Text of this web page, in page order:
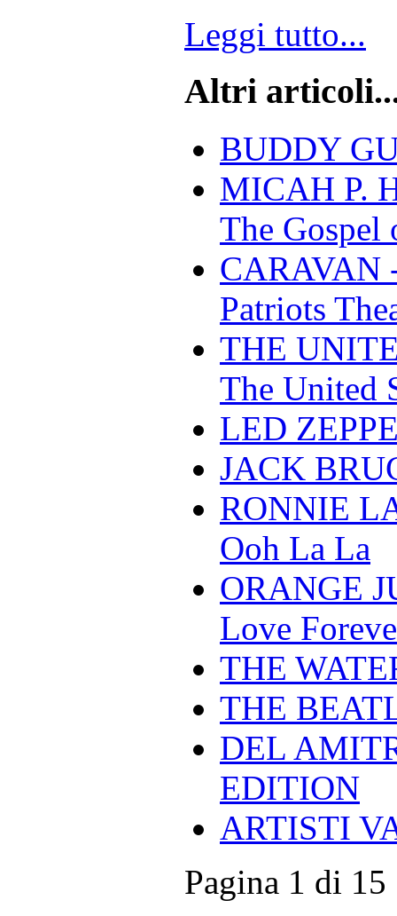
Leggi tutto...
Altri
BUDDY
MICAH P.
The Gospel
CARAVAN
Patriots
THE
The United
LED
JACK
RONNIE
Ooh La La
ORANGE
Love
THE
THE
DEL
EDITION
ARTISTI
Pagina 1 di 15